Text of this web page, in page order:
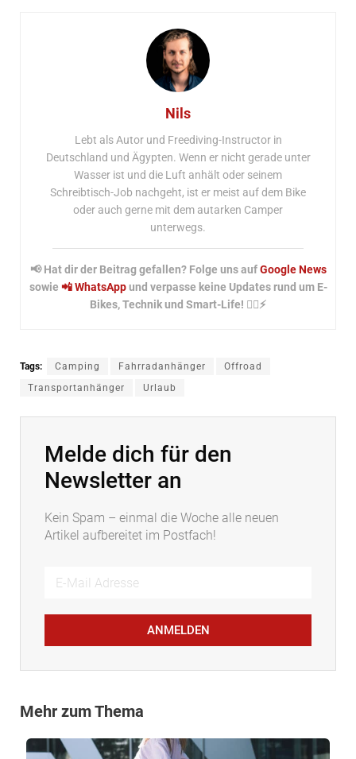
Nils
Lebt als Autor und Freediving-Instructor in
Deutschland und Ägypten. Wenn er nicht gerade unter
Wasser ist und die Luft anhält oder seinem
Schreibtisch-Job nachgeht, ist er meist auf dem Bike
oder auch gerne mit dem autarken Camper
unterwegs.
📢 Hat dir der Beitrag gefallen? Folge uns aufGoogle News
sowie 📲 WhatsAppund verpasse keine Updates rund um E-
Bikes, Technik und Smart-Life! 🚴‍♂️⚡
Tags: Camping Fahrradanhänger
Offroad
Transportanhänger
Urlaub
Melde dich für den
Newsletter an
Kein Spam – einmal die Woche alle neuen
Artikel aufbereitet im Postfach!
ANMELDEN
Mehr zum Thema